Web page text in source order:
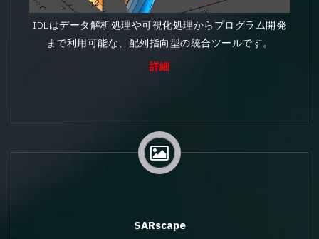
IDLはデータ解析処理や可視化処理からプログラム開発
まで利用可能な、配列指向型の統合ツールです。
詳細
SARscape